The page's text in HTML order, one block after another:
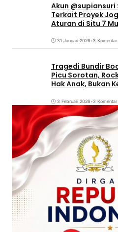
Akun
Terkait Proyek
Aturan di Situ 7
31 Januari 2026•3 Komentar
Tragedi Bundir
Picu Sorotan,
Hak Anak, Bukan
3 Februari 2026•3 Komentar